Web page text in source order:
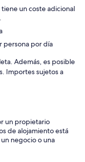
un coste adicional
persona por día
Además, es posible
Importes sujetos a
un propietario
de alojamiento está
negocio o una